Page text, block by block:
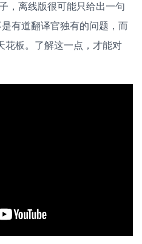
，离线版很可能只给出一句
有道翻译官独有的问题，而
花板。了解这一点，才能对